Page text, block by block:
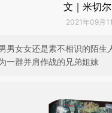
文｜米切尔
2021年09月
男女女还是素不相识的陌
一群并肩作战的兄弟姐妹